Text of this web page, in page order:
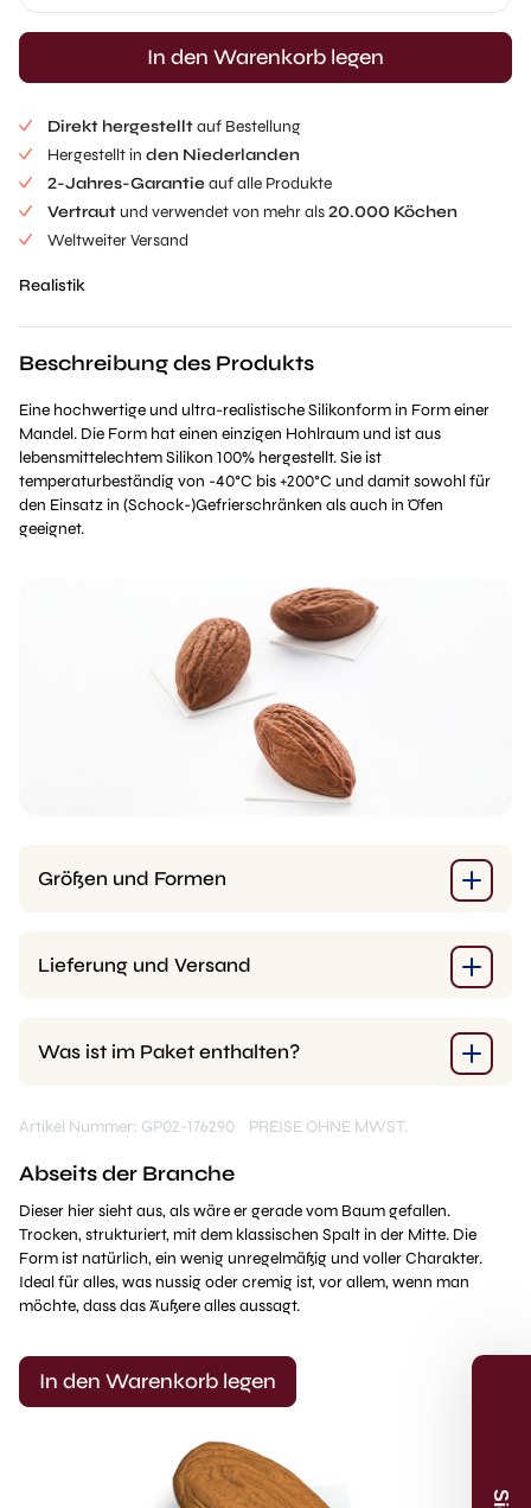
In den Warenkorb legen
Direkt hergestelltauf Bestellung
Hergestellt in den Niederlanden
2-Jahres-Garantieauf alle Produkte
Vertraut und verwendet von mehr als20.000 Köchen
Weltweiter Versand
Realistik
Beschreibung des Produkts
Eine hochwertige und ultra-realistische Silikonform in Form einer
Mandel. Die Form hat einen einzigen Hohlraum und ist aus
lebensmittelechtem Silikon 100% hergestellt. Sie ist
temperaturbeständig von -40°C bis +200°C und damit sowohl für
den Einsatz in (Schock-)Gefrierschränken als auch in Öfen
geeignet.
Größen und Formen
Lieferung und Versand
Was ist im Paket enthalten?
Artikel Nummer: GP02-176290 PREISE OHNE MWST.
Abseits der Branche
Dieser hier sieht aus, als wäre er gerade vom Baum gefallen.
Trocken, strukturiert, mit dem klassischen Spalt in der Mitte. Die
Form ist natürlich, ein wenig unregelmäßig und voller Charakter.
Ideal für alles, was nussig oder cremig ist, vor allem, wenn man
möchte, dass das Äußere alles aussagt.
In den Warenkorb legen
Sign up
Receive recipes, inspiration and product
launches in your mailbox. And receive 5%
discount* on your first order.